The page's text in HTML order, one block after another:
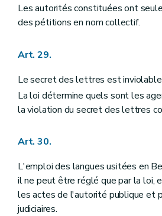
Les autorités constituées ont
des pétitions en nom collectif.
Art. 29.
Le secret des lettres est
La loi détermine quels sont les
la violation du secret des lettres
Art. 30.
L'emploi des langues usitées en
il ne peut être réglé que par la loi,
les actes de l'autorité publique et
judiciaires.